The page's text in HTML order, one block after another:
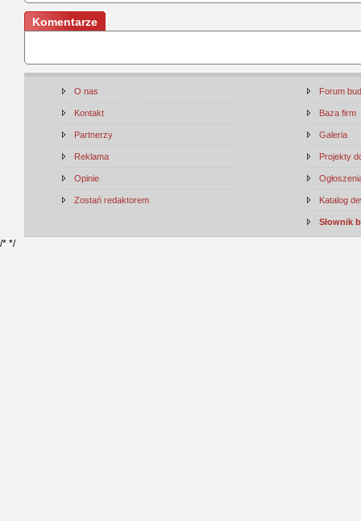
Komentarze
O nas
Kontakt
Partnerzy
Reklama
Opinie
Zostań redaktorem
Forum
Baza firm
Galeria
Projekty
Katalog
Słownik
/* */